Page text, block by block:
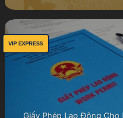
hạng
VIP EXPRESS
Giấy Phép Lao Động